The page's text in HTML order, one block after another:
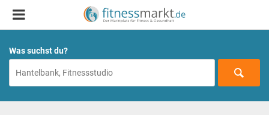
Was suchst du?